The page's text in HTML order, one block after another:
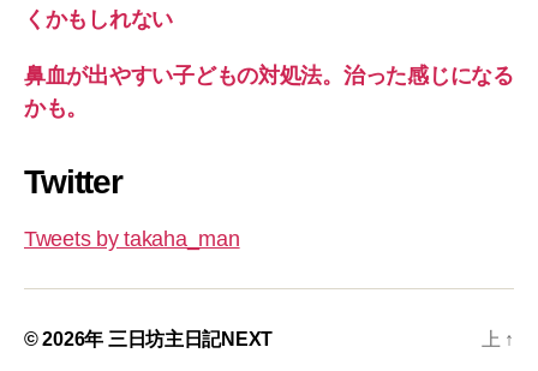
くかもしれない
鼻血が出やすい子どもの対処法。治った感じになる
かも。
Twitter
Tweets by takaha_man
© 2026年 三日坊主日記NEXT 上 ↑